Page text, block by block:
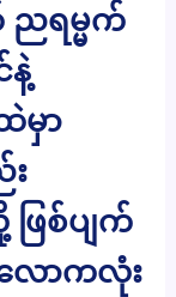
ရမ္မက်
မှာ
ဖြစ်ပျက်
ောကလုံး